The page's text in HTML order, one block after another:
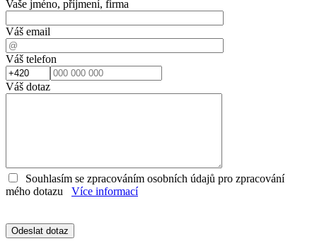
Vaše jméno, příjmení, firma
Váš email
Váš telefon
Váš dotaz
Souhlasím se zpracováním osobních údajů pro zpracování
mého dotazu
Více informací